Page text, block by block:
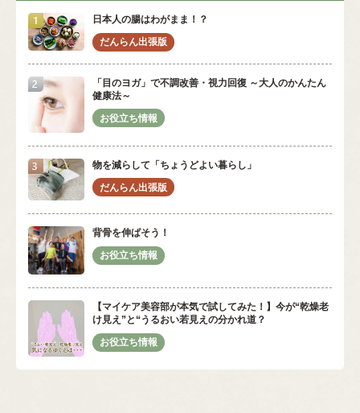
日本人の腸はわがまま！？
「目のヨガ」で不調改善・視力回復 ～大人のかんたん
健康法～
物を減らして「ちょうどよい暮らし」
背骨を伸ばそう！
【マイケア美容部が本気で試してみた！】今が“乾燥老
け見え”と“うるおい若見えの分かれ道？